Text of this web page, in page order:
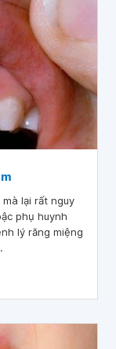
lại rất nguy
phụ huynh
lý răng miệng